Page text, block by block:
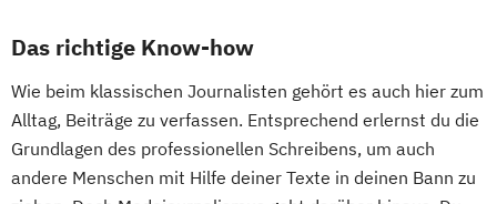
Das richtige Know-how
Wie beim klassischen Journalisten gehört es auch hier zum
Alltag, Beiträge zu verfassen. Entsprechend erlernst du die
Grundlagen des professionellen Schreibens, um auch
andere Menschen mit Hilfe deiner Texte in deinen Bann zu